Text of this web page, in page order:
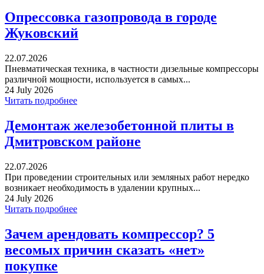
Опрессовка газопровода в городе
Жуковский
22.07.2026
Пневматическая техника, в частности дизельные компрессоры
различной мощности, используется в самых...
24 July 2026
Читать подробнее
Демонтаж железобетонной плиты в
Дмитровском районе
22.07.2026
При проведении строительных или земляных работ нередко
возникает необходимость в удалении крупных...
24 July 2026
Читать подробнее
Зачем арендовать компрессор? 5
весомых причин сказать «нет»
покупке